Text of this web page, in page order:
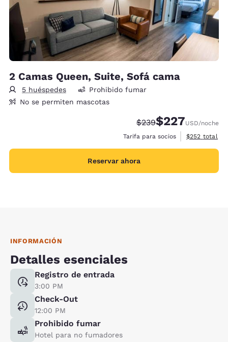
2 Camas Queen, Suite, Sofá cama
5 huéspedes
Prohibido fumar
No se permiten mascotas
Precio tachado:
$239Precio con
$227USD/noche
Tarifa para socios
Ver detalles
$252 total
Reservar ahora
INFORMACIÓN
Detalles esenciales
Registro de entrada
3:00 PM
Check-Out
12:00 PM
Prohibido fumar
Hotel para no fumadores